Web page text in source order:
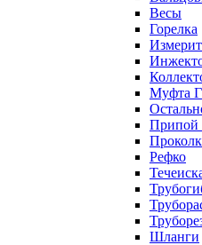
Весы
Горелка
Муфта
Припой
Рефко
Шланги